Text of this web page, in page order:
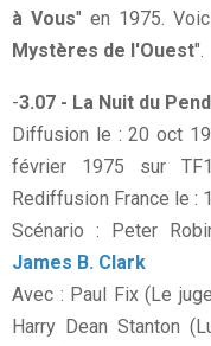
à Vous" en 1975.
Mystères de l'Ouest".
-3.07 - La Nuit du
Diffusion le : 20 oct
février 1975 sur
Rediffusion France le :
Scénario : Peter
James B. Clark
Avec : Paul Fix (Le
Harry Dean Stanton